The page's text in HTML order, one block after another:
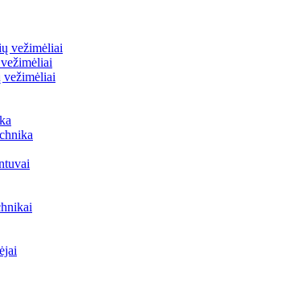
vežimėliai
vežimėliai